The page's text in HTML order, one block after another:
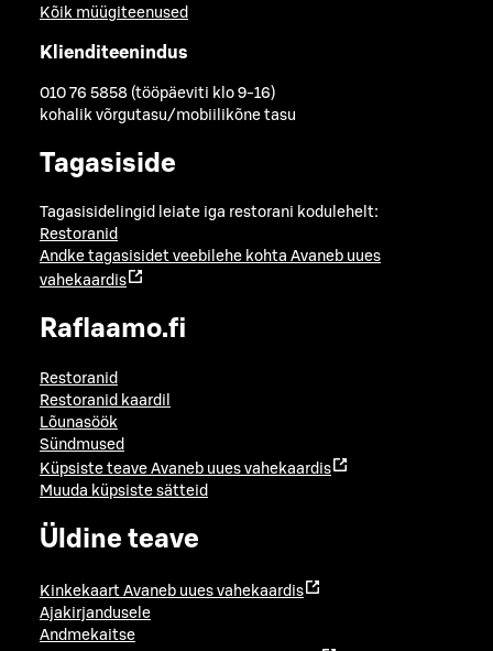
Kõik müügiteenused
Klienditeenindus
010 76 5858 (tööpäeviti klo 9-16)
kohalik võrgutasu/mobiilikõne tasu
Tagasiside
Tagasisidelingid leiate iga restorani kodulehelt:
Restoranid
Andke tagasisidet veebilehe kohta Avaneb uues
vahekaardis
Raflaamo.fi
Restoranid
Restoranid kaardil
Lõunasöök
Sündmused
Küpsiste teave Avaneb uues vahekaardis
Muuda küpsiste sätteid
Üldine teave
Kinkekaart Avaneb uues vahekaardis
Ajakirjandusele
Andmekaitse